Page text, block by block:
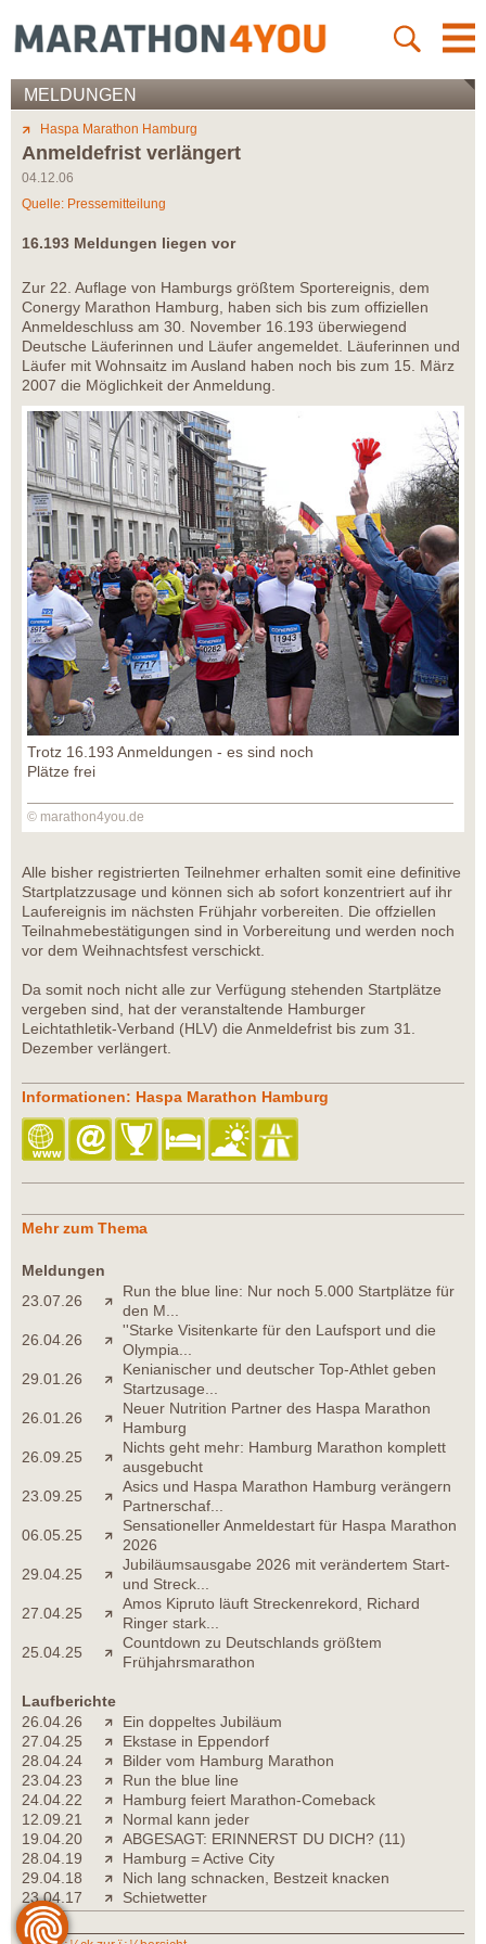
MELDUNGEN
Haspa Marathon Hamburg
Anmeldefrist verlängert
04.12.06
Quelle: Pressemitteilung
16.193 Meldungen liegen vor
Zur 22. Auflage von Hamburgs größtem Sportereignis, dem
Conergy Marathon Hamburg, haben sich bis zum offiziellen
Anmeldeschluss am 30. November 16.193 überwiegend
Deutsche Läuferinnen und Läufer angemeldet. Läuferinnen und
Läufer mit Wohnsaitz im Ausland haben noch bis zum 15. März
2007 die Möglichkeit der Anmeldung.
Trotz 16.193 Anmeldungen - es sind noch
Plätze frei
© marathon4you.de
Alle bisher registrierten Teilnehmer erhalten somit eine definitive
Startplatzzusage und können sich ab sofort konzentriert auf ihr
Laufereignis im nächsten Frühjahr vorbereiten. Die offziellen
Teilnahmebestätigungen sind in Vorbereitung und werden noch
vor dem Weihnachtsfest verschickt.
Da somit noch nicht alle zur Verfügung stehenden Startplätze
vergeben sind, hat der veranstaltende Hamburger
Leichtathletik-Verband (HLV) die Anmeldefrist bis zum 31.
Dezember verlängert.
Informationen: Haspa Marathon Hamburg
Mehr zum Thema
Meldungen
23.07.26
Run the blue line: Nur noch 5.000 Startplätze für
den M...
26.04.26
''Starke Visitenkarte für den Laufsport und die
Olympia...
29.01.26
Kenianischer und deutscher Top-Athlet geben
Startzusage...
26.01.26
Neuer Nutrition Partner des Haspa Marathon
Hamburg
26.09.25
Nichts geht mehr: Hamburg Marathon komplett
ausgebucht
23.09.25
Asics und Haspa Marathon Hamburg verängern
Partnerschaf...
06.05.25
Sensationeller Anmeldestart für Haspa Marathon
2026
29.04.25
Jubiläumsausgabe 2026 mit verändertem Start-
und Streck...
27.04.25
Amos Kipruto läuft Streckenrekord, Richard
Ringer stark...
25.04.25
Countdown zu Deutschlands größtem
Frühjahrsmarathon
Laufberichte
26.04.26
Ein doppeltes Jubiläum
27.04.25
Ekstase in Eppendorf
28.04.24
Bilder vom Hamburg Marathon
23.04.23
Run the blue line
24.04.22
Hamburg feiert Marathon-Comeback
12.09.21
Normal kann jeder
19.04.20
ABGESAGT: ERINNERST DU DICH? (11)
28.04.19
Hamburg = Active City
29.04.18
Nich lang schnacken, Bestzeit knacken
23.04.17
Schietwetter